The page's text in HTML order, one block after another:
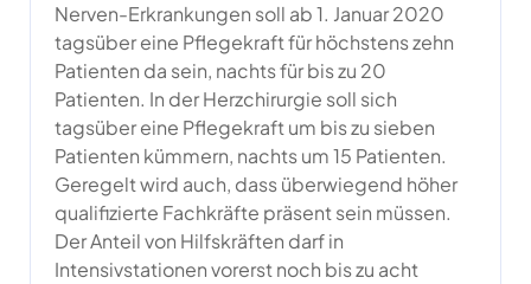
Nerven-Erkrankungen soll ab 1. Januar 2020
tagsüber eine Pflegekraft für höchstens zehn
Patienten da sein, nachts für bis zu 20
Patienten. In der Herzchirurgie soll sich
tagsüber eine Pflegekraft um bis zu sieben
Patienten kümmern, nachts um 15 Patienten.
Geregelt wird auch, dass überwiegend höher
qualifizierte Fachkräfte präsent sein müssen.
Der Anteil von Hilfskräften darf in
Intensivstationen vorerst noch bis zu acht